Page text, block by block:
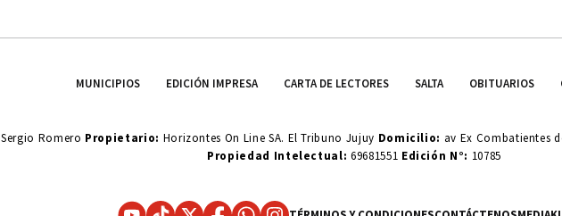
MUNICIPIOS EDICIÓN IMPRESA CARTA DE LECTORES SALTA OBITUARIOS
Sergio Romero Propietario: Horizontes On Line SA. El Tribuno Jujuy Domicilio: av Ex Combatientes
Propiedad Intelectual: 69681551 Edición N°: 10785